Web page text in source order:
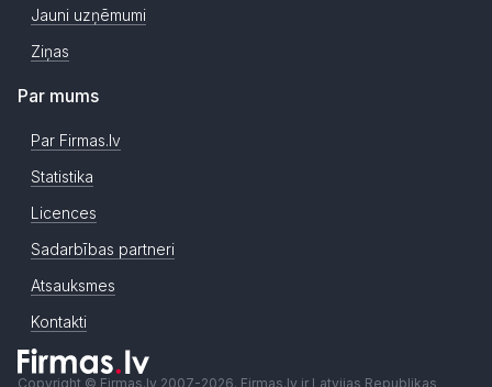
Jauni uzņēmumi
Ziņas
Par mums
Par Firmas.lv
Statistika
Licences
Sadarbības partneri
Atsauksmes
Kontakti
Copyright © Firmas.lv 2007-2026. Firmas.lv ir Latvijas Republikas